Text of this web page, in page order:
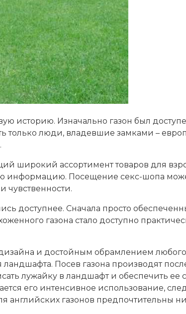
историю. Изначально газон был
только люди, владевшие замками –
широкий ассортимент товаров для
информацию. Посещение секс-шопа
чувственности.
доступнее. Сначала просто
газона стало доступно
и достойным обрамлением любого
Посев газона производят
лужайку в ландшафт и обеспечить
его интенсивное использование,
английских газонов предпочтительны